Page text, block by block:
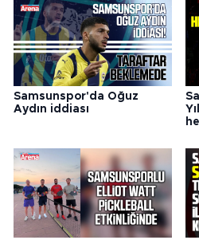
Samsunspor'da Oğuz
Aydın iddiası